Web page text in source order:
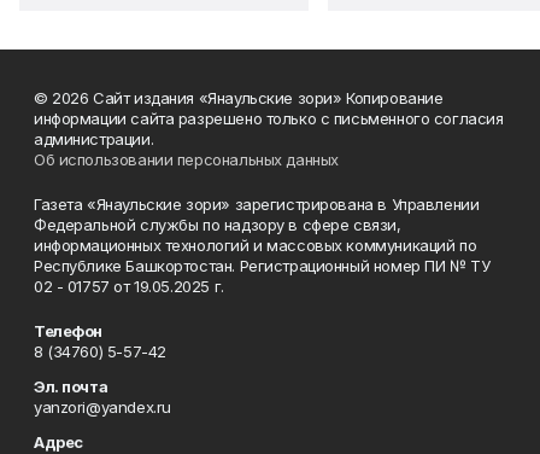
© 2026 Сайт издания «Янаульские зори» Копирование
информации сайта разрешено только с письменного согласия
администрации.
Об использовании персональных данных
Газета «Янаульские зори» зарегистрирована в Управлении
Федеральной службы по надзору в сфере связи,
информационных технологий и массовых коммуникаций по
Республике Башкортостан. Регистрационный номер ПИ № ТУ
02 - 01757 от 19.05.2025 г.
Телефон
8 (34760) 5-57-42
Эл. почта
yanzori@yandex.ru
Адрес